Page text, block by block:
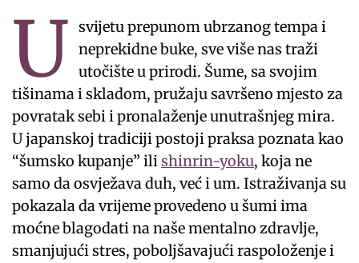
U svijetu prepunom ubrzanog tempa i
neprekidne buke, sve više nas traži
utočište u prirodi. Šume, sa svojim
tišinama i skladom, pružaju savršeno mjesto za
povratak sebi i pronalaženje unutrašnjeg mira.
U japanskoj tradiciji postoji praksa poznata kao
“šumsko kupanje” ilishinrin-yoku, koja ne
samo da osvježava duh, već i um. Istraživanja su
pokazala da vrijeme provedeno u šumi ima
moćne blagodati na naše mentalno zdravlje,
smanjujući stres, poboljšavajući raspoloženje i